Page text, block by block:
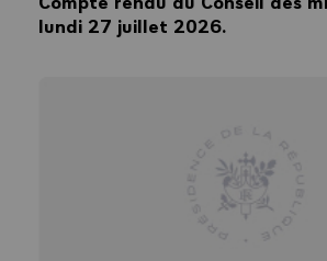
lundi 27 juillet 2026.